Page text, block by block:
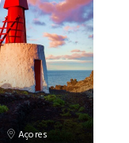
Açores